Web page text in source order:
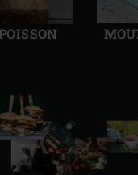
Diapo
précédente